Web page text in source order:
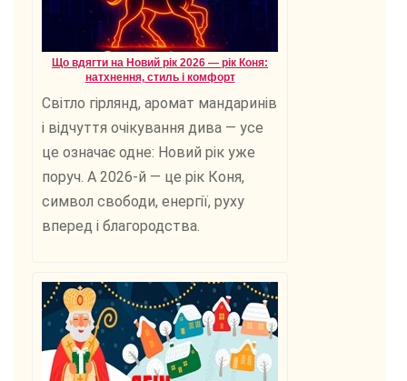
Що вдягти на Новий рік 2026 — рік Коня:
натхнення, стиль і комфорт
Світло гірлянд, аромат мандаринів
і відчуття очікування дива — усе
це означає одне: Новий рік уже
поруч. А 2026-й — це рік Коня,
символ свободи, енергії, руху
вперед і благородства.